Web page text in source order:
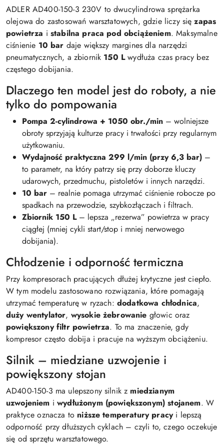
ADLER AD400-150-3 230V to dwucylindrowa sprężarka
olejowa do zastosowań warsztatowych, gdzie liczy sięzapas
powietrza i stabilna praca pod obciążeniem. Maksymalne
ciśnienie 10 bar daje większy margines dla narzędzi
pneumatycznych, a zbiornik 150 Lwydłuża czas pracy bez
częstego dobijania.
Dlaczego ten model jest do roboty, a nie
tylko do pompowania
Pompa 2-cylindrowa + 1050 obr./min – wolniejsze
obroty sprzyjają kulturze pracy i trwałości przy regularnym
użytkowaniu.
Wydajność praktyczna 299 l/min (przy 6,3 bar) –
to parametr, na który patrzy się przy doborze kluczy
udarowych, przedmuchu, pistoletów i innych narzędzi.
10 bar – realnie pomaga utrzymać ciśnienie robocze po
spadkach na przewodzie, szybkozłączach i filtrach.
Zbiornik 150 L– lepsza „rezerwa” powietrza w pracy
ciągłej (mniej cykli start/stop i mniej nerwowego
dobijania).
Chłodzenie i odporność termiczna
Przy kompresorach pracujących dłużej krytyczne jest ciepło.
W tym modelu zastosowano rozwiązania, które pomagają
utrzymać temperaturę w ryzach: dodatkowa chłodnica,
duży wentylator, wysokie żebrowanie głowic oraz
powiększony filtr powietrza. To ma znaczenie, gdy
kompresor często dobija i pracuje na wyższym obciążeniu.
Silnik – miedziane uzwojenie i
powiększony stojan
AD400-150-3 ma ulepszony silnik z miedzianym
uzwojeniem iwydłużonym (powiększonym) stojanem. W
praktyce oznacza to niższe temperatury pracyi lepszą
odporność przy dłuższych cyklach – czyli to, czego oczekuje
się od sprzętu warsztatowego.